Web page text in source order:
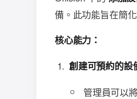
備。此功能旨在簡
核心能力：
創建可預約的設
管理員可以